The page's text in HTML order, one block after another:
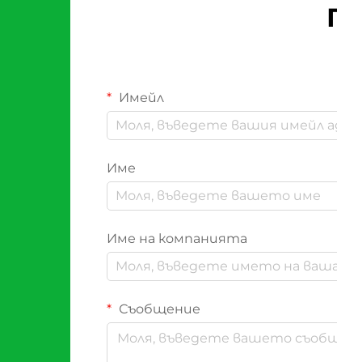
Имейл
Име
Име на компанията
Съобщение